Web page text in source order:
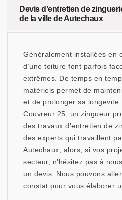
Devis d’entretien de
de la ville de Autechaux
Généralement installées en
d’une toiture font parfois
extrêmes. De temps en
matériels permet de
et de prolonger sa
Couvreur 25, un zingueur
des travaux d’entretien de
des experts qui travaillent
Autechaux, alors, si vos
secteur, n’hésitez pas à
un devis. Nous pouvons
constat pour vous élaborer